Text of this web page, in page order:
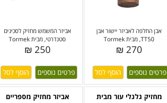
אביזר המשמש מחזיק לסכינים
סטנדרטי, מבית Tormek
250 ₪
פרטים נוספים
אבן החלפה לאביזר יישור אבן
TT50, מבית Tormek
270 ₪
פרטים נוספים
אביזר מחזיק מספריים
מחזיק גלגלי עור מבית